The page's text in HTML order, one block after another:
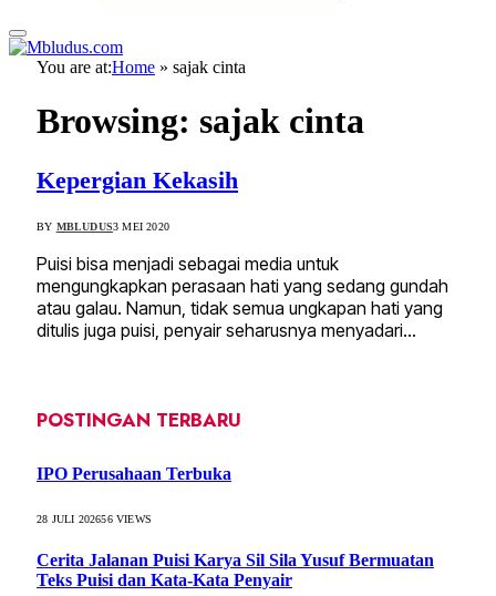
You are at:Home » sajak cinta
Browsing: sajak cinta
Kepergian Kekasih
BY MBLUDUS3 MEI 2020
Puisi bisa menjadi sebagai media untuk
mengungkapkan perasaan hati yang sedang gundah
atau galau. Namun, tidak semua ungkapan hati yang
ditulis juga puisi, penyair seharusnya menyadari…
POSTINGAN TERBARU
IPO Perusahaan Terbuka
28 JULI 202656VIEWS
Cerita Jalanan Puisi Karya Sil Sila Yusuf Bermuatan
Teks Puisi dan Kata-Kata Penyair